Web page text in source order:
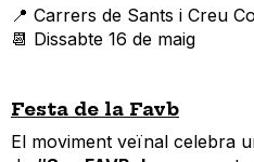
📍 Carrers de Sants i Creu
📆 Dissabte 16 de maig
Festa de la Favb
El moviment veïnal celebra